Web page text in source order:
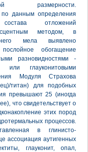
размерности.
по данным определения
состава отложений
методом, в
мела выявлено
послойное обогащение
разновидностями -
или глауконитовыми
Модуля Страхова
титан) для подобных
превышают 25 (иногда
что свидетельствует о
этих пород
процессов.
в глинисто-
ассоциация аутигенных
глауконит, опал,